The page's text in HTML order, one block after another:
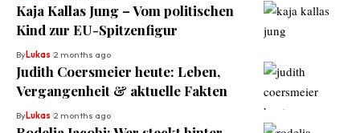
Kaja Kallas Jung – Vom politischen
Kind zur EU-Spitzenfigur
ByLukas 2 months ago
Judith Coersmeier heute: Leben,
Vergangenheit & aktuelle Fakten
ByLukas 2 months ago